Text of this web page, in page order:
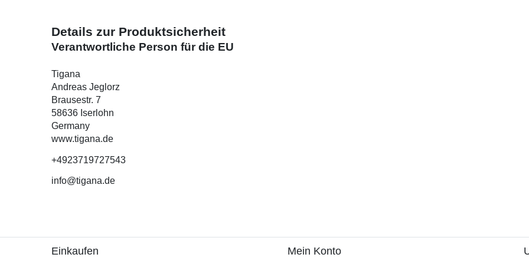
Details zur Produktsicherheit
Verantwortliche Person für die EU
Tigana
Andreas Jeglorz
Brausestr. 7
58636 Iserlohn
Germany
www.tigana.de
+4923719727543
info@tigana.de
Einkaufen Mein Konto